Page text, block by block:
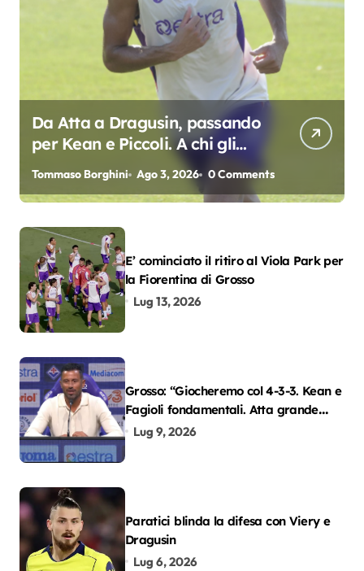
Da Atta a Dragusin, passando
per Kean e Piccoli. A chi gli
oscar del precampionato?
Tommaso Borghini Ago 3, 2026 0 Comments
E’ cominciato il ritiro al Viola Park per
la Fiorentina di Grosso
Lug 13, 2026
Grosso: “Giocheremo col 4-3-3. Kean e
Fagioli fondamentali. Atta grande
colpo”
Lug 9, 2026
Paratici blinda la difesa con Viery e
Dragusin
Lug 6, 2026